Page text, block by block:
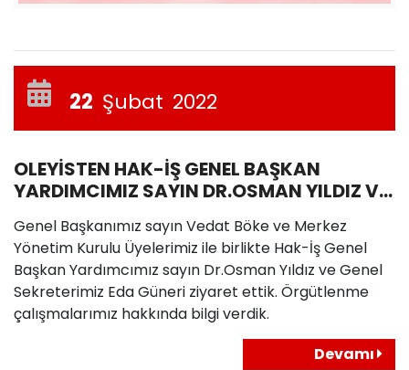
22 Şubat 2022
OLEYİSTEN HAK-İŞ GENEL BAŞKAN
YARDIMCIMIZ SAYIN DR.OSMAN YILDIZ VE
ZİYARET
Genel Başkanımız sayın Vedat Böke ve Merkez
Yönetim Kurulu Üyelerimiz ile birlikte Hak-İş Genel
Başkan Yardımcımız sayın Dr.Osman Yıldız ve Genel
Sekreterimiz Eda Güneri ziyaret ettik. Örgütlenme
çalışmalarımız hakkında bilgi verdik.
Devamı